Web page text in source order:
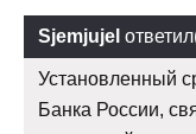
Sjemjujel
Установленный
Банка России,